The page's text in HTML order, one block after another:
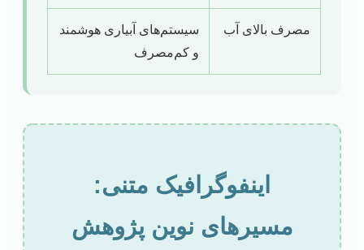
مصرف بالای آب
سیستم‌های آبیاری هوشمند
و کم‌مصرف
اینفوگرافیک متنی:
مسیرهای نوین پژوهش